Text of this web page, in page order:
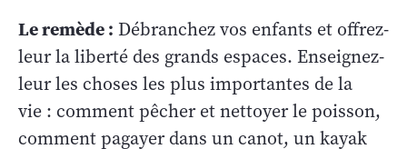
Le remède : Débranchez vos enfants et offrez-
leur la liberté des grands espaces. Enseignez-
leur les choses les plus importantes de la
vie : comment pêcher et nettoyer le poisson,
comment pagayer dans un canot, un kayak